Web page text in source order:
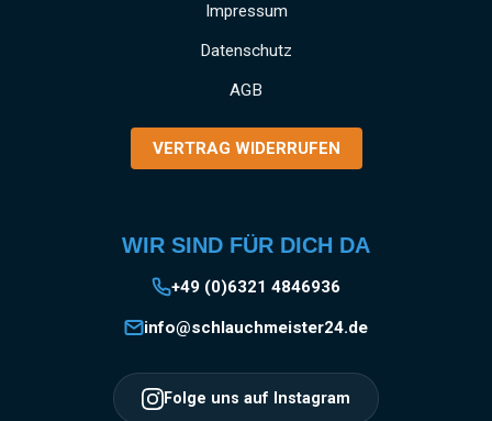
Impressum
Datenschutz
AGB
VERTRAG WIDERRUFEN
WIR SIND FÜR DICH DA
+49 (0)6321 4846936
info@schlauchmeister24.de
Folge uns auf Instagram